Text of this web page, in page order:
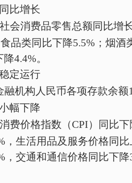
比增长
社会消费品零售总额同比增
品类同比下降5.5% ； 烟酒
降4.4%。
定运行
融机构人民币各项存款余额
幅下降
费价格指数 （CPI）
同比
，生活用品及服务价格同比
，交通和通信价格同比下降